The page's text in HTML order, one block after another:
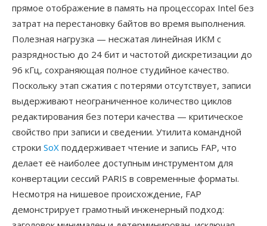
прямое отображение в память на процессорах Intel без
затрат на перестановку байтов во время выполнения.
Полезная нагрузка — несжатая линейная ИКМ с
разрядностью до 24 бит и частотой дискретизации до
96 кГц, сохраняющая полное студийное качество.
Поскольку этап сжатия с потерями отсутствует, записи
выдерживают неограниченное количество циклов
редактирования без потери качества — критическое
свойство при записи и сведении. Утилита командной
строки SoX поддерживает чтение и запись FAP, что
делает её наиболее доступным инструментом для
конвертации сессий PARIS в современные форматы.
Несмотря на нишевое происхождение, FAP
демонстрирует грамотный инженерный подход: